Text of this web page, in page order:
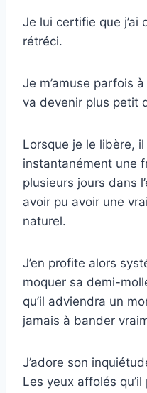
Je lui certifie que j’ai
rétréci.
Je m’amuse parfois
va devenir plus petit
Lorsque je le libère,
instantanément une
plusieurs jours dans
avoir pu avoir une
naturel.
J’en profite alors
moquer sa demi-
qu’il adviendra un
jamais à bander
J’adore son
Les yeux affolés